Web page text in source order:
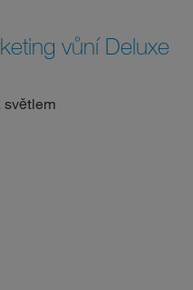
vůní Deluxe
světlem